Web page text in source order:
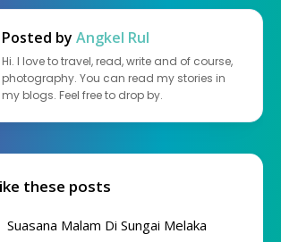
Posted by Angkel Rul
Hi. I love to travel, read, write and of course,
photography. You can read my stories in
my blogs. Feel free to drop by.
these posts
Suasana Malam Di Sungai Melaka